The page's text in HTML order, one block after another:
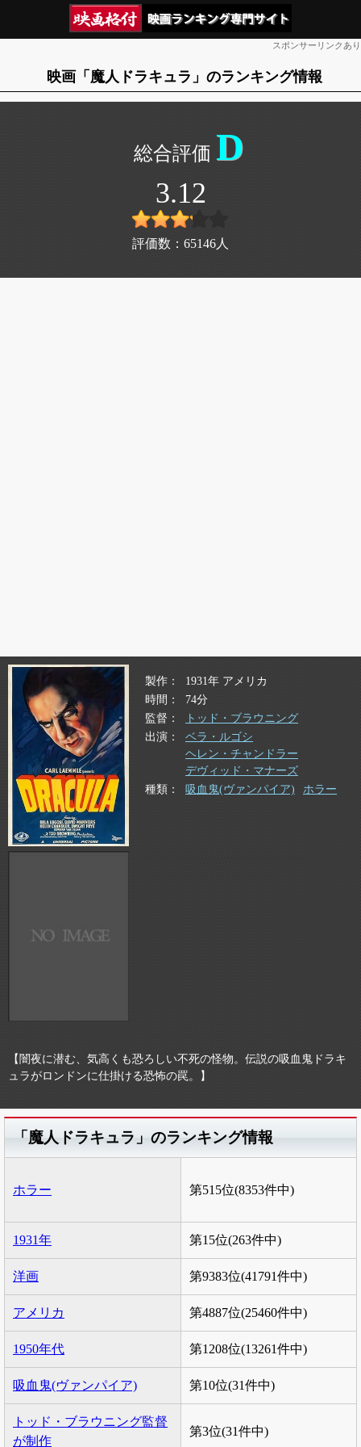
スポンサーリンクあり
映画「魔人ドラキュラ」のランキング情報
D
3.12
評価数： 65146 人
製作
1931年 アメリカ
時間
74分
監督
トッド・ブラウニング
出演
ベラ・ルゴシ
ヘレン・チャンドラー
デヴィッド・マナーズ
種類
吸血鬼(ヴァンパイア) ホラー
【闇夜に潜む、気高くも恐ろしい不死の怪物。伝説の吸血鬼ドラキ
ュラがロンドンに仕掛ける恐怖の罠。】
「魔人ドラキュラ」のランキング情報
ホラー 第515位(8353件中)
1931年 第15位(263件中)
洋画 第9383位(41791件中)
アメリカ 第4887位(25460件中)
1950年代 第1208位(13261件中)
吸血鬼(ヴァンパイア) 第10位(31件中)
トッド・ブラウニング監督
が制作
第3位(31件中)